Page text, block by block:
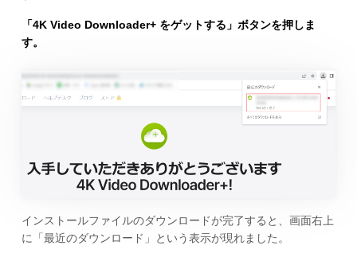
「4K Video Downloader+ をゲットする」ボタンを押しま
す。
インストールファイルのダウンロードが完了すると、画面右上
に「最近のダウンロード」という表示が現れました。